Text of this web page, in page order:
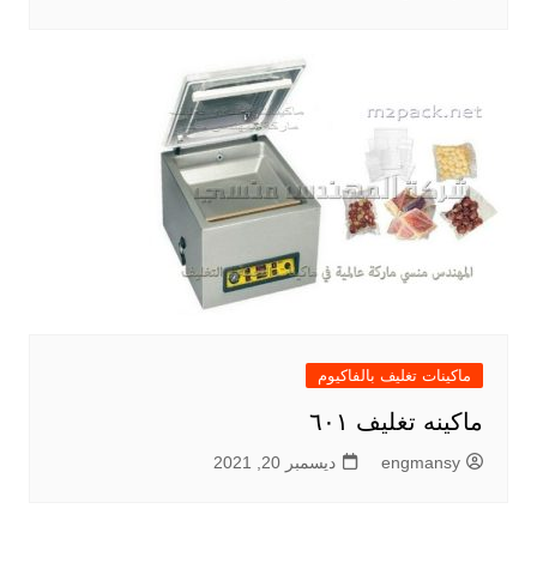
ماكينات تغليف بالفاكيوم
ماكينه تغليف ٦٠١
engmansy ديسمبر 20, 2021